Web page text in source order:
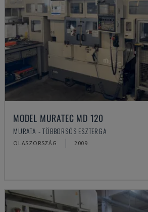
MODEL MURATEC MD 120
MURATA - TÖBBORSÓS ESZTERGA
OLASZORSZÁG 2009